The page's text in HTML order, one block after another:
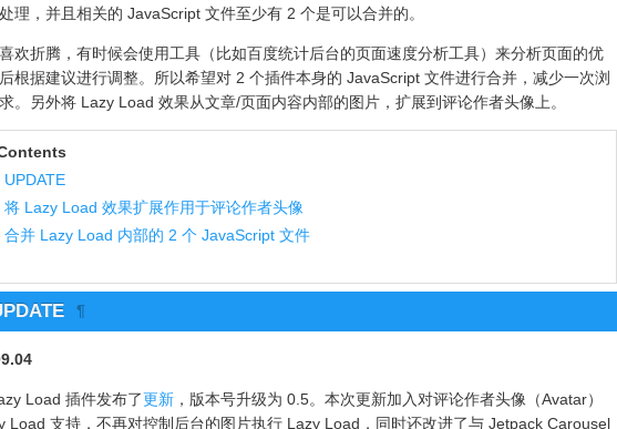
理，并且相关的 JavaScript 文件至少有 2 个是可以合并的。
欢折腾，有时候会使用工具（比如百度统计后台的页面速度分析工具）来分析页面的优
根据建议进行调整。所以希望对 2 个插件本身的 JavaScript 文件进行合并，减少一次浏
。另外将 Lazy Load 效果从文章/页面内容内部的图片，扩展到评论作者头像上。
UPDATE
将 Lazy Load 效果扩展作用于评论作者头像
合并 Lazy Load 内部的 2 个 JavaScript 文件
¶
Load 插件发布了更新 ，版本号升级为 0.5。本次更新加入对评论作者头像（Avatar）
Load 支持，不再对控制后台的图片执行 Lazy Load，同时还改进了与 Jetpack Carousel